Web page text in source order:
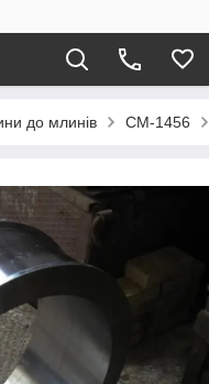
до млинів СМ-1456